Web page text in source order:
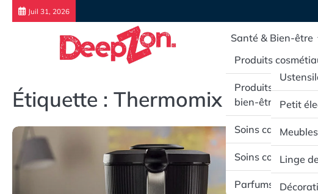
Skip
Juil 31, 2026
Santé & Bien-être
Produits
Produits de santé
bien-être
Soins capillaires
Soins corporels
Parfums
Maison
Petit
Meubles
Linge
Étiquette : Thermomix TM7